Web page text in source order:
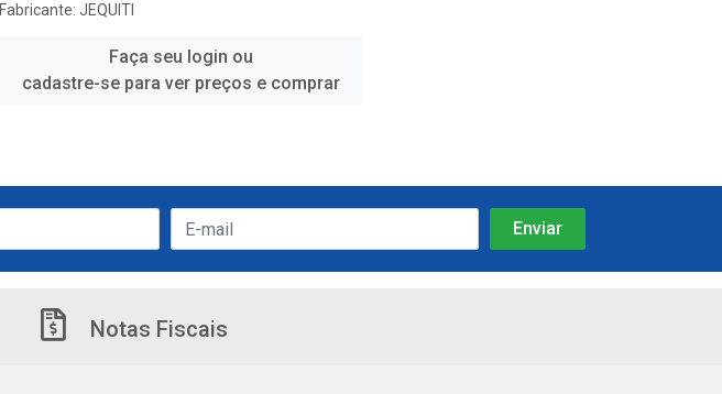
Fabricante: JEQUITI
Faça seu login ou
cadastre-se para ver preços e comprar
Notas Fiscais